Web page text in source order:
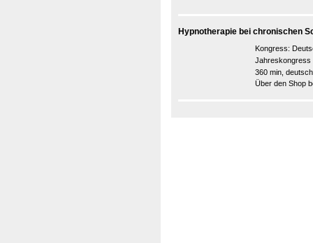
Hypnotherapie bei chronischen
Kongress:
Jahreskongress
360 min, deutsch
Über den Shop